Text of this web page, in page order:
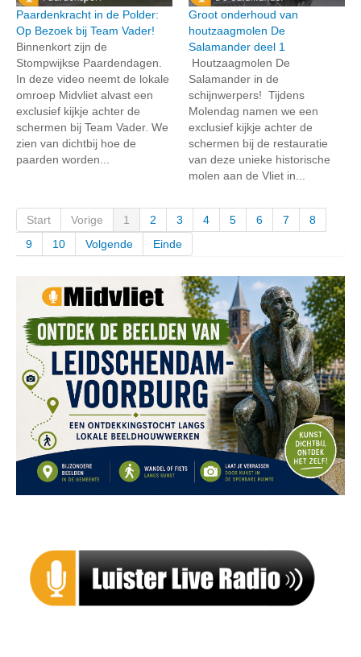
Paardenkracht in de Polder:
Op Bezoek bij Team Vader!
Binnenkort zijn de
Stompwijkse Paardendagen.
In deze video neemt de lokale
omroep Midvliet alvast een
exclusief kijkje achter de
schermen bij Team Vader. We
zien van dichtbij hoe de
paarden worden...
Groot onderhoud van
houtzaagmolen De
Salamander deel 1
Houtzaagmolen De
Salamander in de
schijnwerpers! Tijdens
Molendag namen we een
exclusief kijkje achter de
schermen bij de restauratie
van deze unieke historische
molen aan de Vliet in...
Start Vorige 1 2 3 4 5 6 7
8
9
10 Volgende Einde